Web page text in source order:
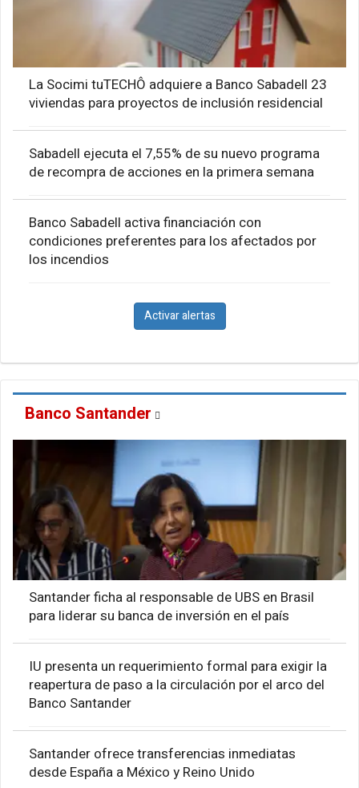
La Socimi tuTECHÔ adquiere a Banco Sabadell 23
viviendas para proyectos de inclusión residencial
Sabadell ejecuta el 7,55% de su nuevo programa
de recompra de acciones en la primera semana
Banco Sabadell activa financiación con
condiciones preferentes para los afectados por
los incendios
Activar alertas
Banco Santander
Santander ficha al responsable de UBS en Brasil
para liderar su banca de inversión en el país
IU presenta un requerimiento formal para exigir la
reapertura de paso a la circulación por el arco del
Banco Santander
Santander ofrece transferencias inmediatas
desde España a México y Reino Unido